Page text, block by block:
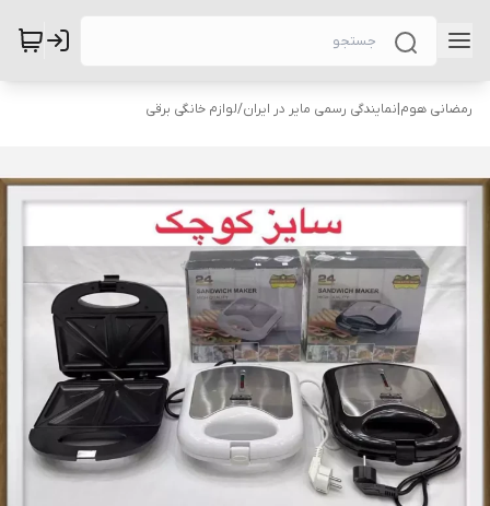
رمضانی هوم|نمایندگی رسمی مایر در ایران/لوازم خانگی برقی